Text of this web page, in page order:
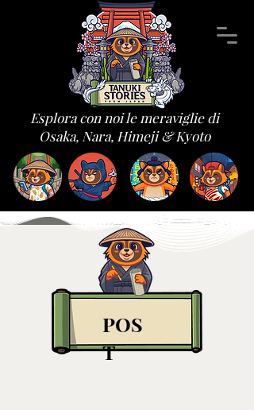
Esplora con noi le meraviglie di
Osaka, Nara, Himeji & Kyoto
POS
T